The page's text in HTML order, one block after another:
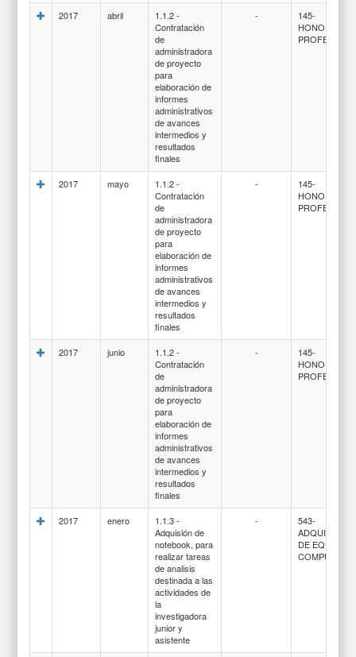
2017 abril
1.1.2 -
Contratación
de
administradora
de proyecto
para
elaboración de
informes
administrativos
de avances
intermedios y
resultados
finales
-
145-
2017 mayo
1.1.2 -
Contratación
de
administradora
de proyecto
para
elaboración de
informes
administrativos
de avances
intermedios y
resultados
finales
-
145-
2017 junio
1.1.2 -
Contratación
de
administradora
de proyecto
para
elaboración de
informes
administrativos
de avances
intermedios y
resultados
finales
-
145-
2017 enero
1.1.3 -
Adquisión de
notebook, para
realizar tareas
de analisis
destinada a las
actividades de
la
investigadora
junior y
asistente
-
543-
DE EQUIPOS